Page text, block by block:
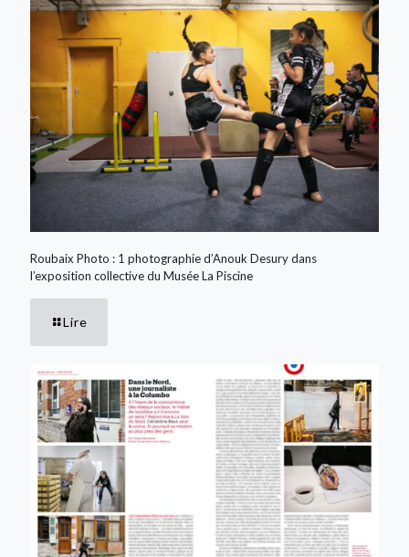
Roubaix Photo : 1 photographie d’Anouk Desury dans
l’exposition collective du Musée La Piscine
Lire